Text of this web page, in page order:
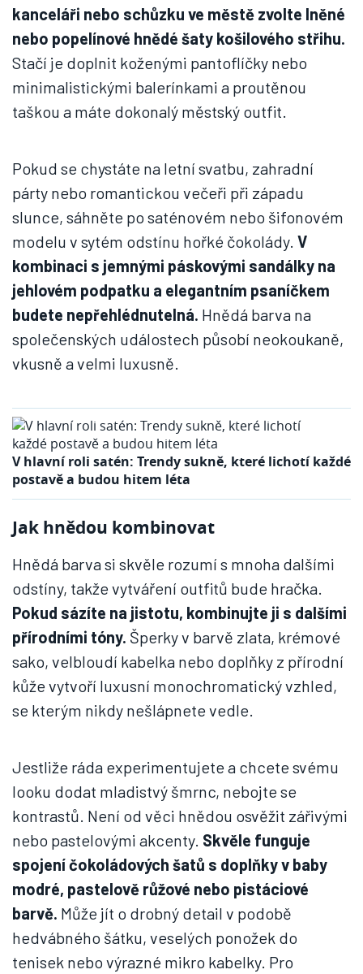
kanceláři nebo schůzku ve městě zvolte lněné
nebo popelínové hnědé šaty košilového střihu.
Stačí je doplnit koženými pantoflíčky nebo
minimalistickými balerínkami a proutěnou
taškou a máte dokonalý městský outfit.
Pokud se chystáte na letní svatbu, zahradní
párty nebo romantickou večeři při západu
slunce, sáhněte po saténovém nebo šifonovém
modelu v sytém odstínu hořké čokolády. V
kombinaci s jemnými páskovými sandálky na
jehlovém podpatku a elegantním psaníčkem
budete nepřehlédnutelná. Hnědá barva na
společenských událostech působí neokoukaně,
vkusně a velmi luxusně.
V hlavní roli satén: Trendy sukně, které lichotí každé
postavě a budou hitem léta
Jak hnědou kombinovat
Hnědá barva si skvěle rozumí s mnoha dalšími
odstíny, takže vytváření outfitů bude hračka.
Pokud sázíte na jistotu, kombinujte ji s dalšími
přírodními tóny. Šperky v barvě zlata, krémové
sako, velbloudí kabelka nebo doplňky z přírodní
kůže vytvoří luxusní monochromatický vzhled,
se kterým nikdy nešlápnete vedle.
Jestliže ráda experimentujete a chcete svému
looku dodat mladistvý šmrnc, nebojte se
kontrastů. Není od věci hnědou osvěžit zářivými
nebo pastelovými akcenty. Skvěle funguje
spojení čokoládových šatů s doplňky v baby
modré, pastelově růžové nebo pistáciové
barvě. Může jít o drobný detail v podobě
hedvábného šátku, veselých ponožek do
tenisek nebo výrazné mikro kabelky. Pro